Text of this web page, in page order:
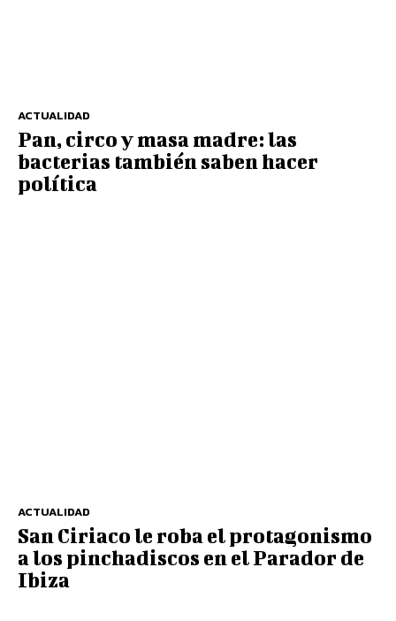
ACTUALIDAD
Pan, circo y masa madre: las
bacterias también saben hacer
política
ACTUALIDAD
San Ciriaco le roba el protagonismo
a los pinchadiscos en el Parador de
Ibiza